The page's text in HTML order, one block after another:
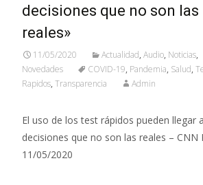
decisiones que no son las
reales»
11/05/2020 Actualidad, Audio, Noticias,
Novedades
COVID-19, Pandemia, Salud,
Rapidos, Transparencia Admin
El uso de los test rápidos pueden llegar
decisiones que no son las reales – CNN
11/05/2020